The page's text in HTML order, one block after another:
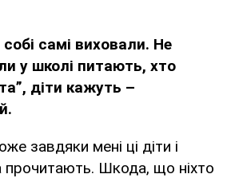
самі виховали. Не
у школі питають, хто
діти кажуть –
завдяки мені ці діти і
прочитають. Шкода, що ніхто